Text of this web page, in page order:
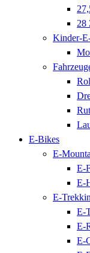
28
Kinder-
E-Bikes
E-
E-
E-
E-
E-
E-
E-